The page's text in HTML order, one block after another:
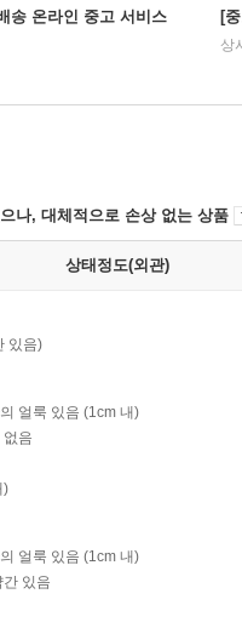
송 온라인 중고 서비스 [
상
나, 대체적으로 손상 없는 상품
상태정도(외관)
있음)
얼룩 있음 (1cm 내)
없음
)
얼룩 있음 (1cm 내)
있음